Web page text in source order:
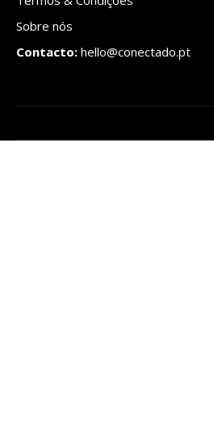
Sobre nós
Contacto: hello@conectado.pt